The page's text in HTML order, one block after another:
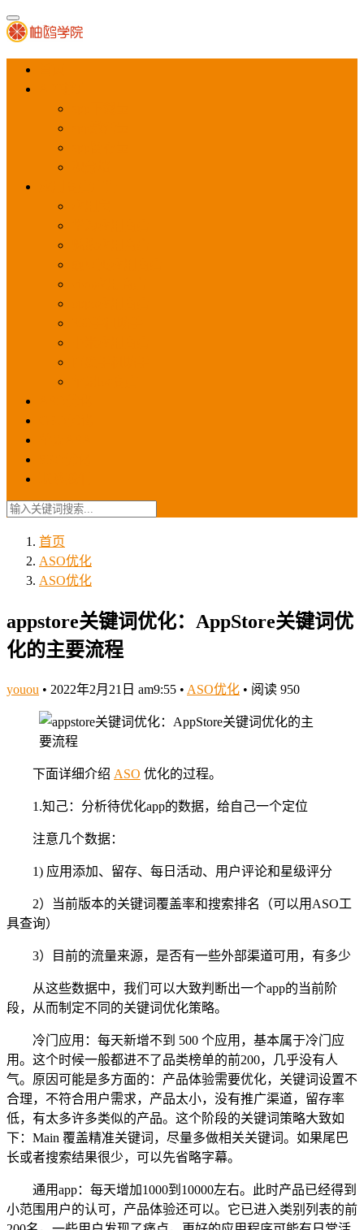
首页
ASO优化
ASO优化
appstore关键词优化：AppStore关键词优
化的主要流程
youou • 2022年2月21日 am9:55 • ASO优化 • 阅读 950
下面详细介绍 ASO 优化的过程。
1.知己：分析待优化app的数据，给自己一个定位
注意几个数据：
1) 应用添加、留存、每日活动、用户评论和星级评分
2）当前版本的关键词覆盖率和搜索排名（可以用ASO工
具查询）
3）目前的流量来源，是否有一些外部渠道可用，有多少
从这些数据中，我们可以大致判断出一个app的当前阶
段，从而制定不同的关键词优化策略。
冷门应用：每天新增不到 500 个应用，基本属于冷门应
用。这个时候一般都进不了品类榜单的前200，几乎没有人
气。原因可能是多方面的：产品体验需要优化，关键词设置不
合理，不符合用户需求，产品太小，没有推广渠道，留存率
低，有太多许多类似的产品。这个阶段的关键词策略大致如
下：Main 覆盖精准关键词，尽量多做相关关键词。如果尾巴
长或者搜索结果很少，可以先省略字幕。
通用app：每天增加1000到10000左右。此时产品已经得到
小范围用户的认可，产品体验还可以。它已进入类别列表的前